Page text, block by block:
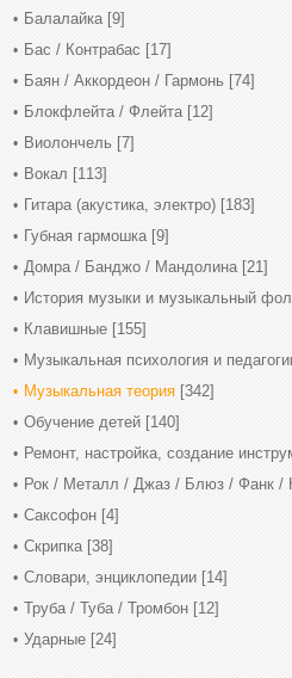
Балалайка [9]
Бас / Контрабас [17]
Баян / Аккордеон / Гармонь [74]
Блокфлейта / Флейта [12]
Виолончель [7]
Вокал [113]
Гитара (акустика, электро) [183]
Губная гармошка [9]
Домра / Банджо / Мандолина [21]
История музыки и музыкальный
Клавишные [155]
Музыкальная психология и
Музыкальная теория [342]
Обучение детей [140]
Ремонт, настройка, создание
Рок / Металл / Джаз / Блюз / Фанк /
Саксофон [4]
Скрипка [38]
Словари, энциклопедии [14]
Труба / Туба / Тромбон [12]
Ударные [24]